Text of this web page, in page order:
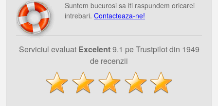
Suntem bucurosi sa iti raspundem oricarei
intrebari. Contacteaza-ne!
Serviciul evaluat Excelent9.1 pe Trustpilot din 1949
de recenzii